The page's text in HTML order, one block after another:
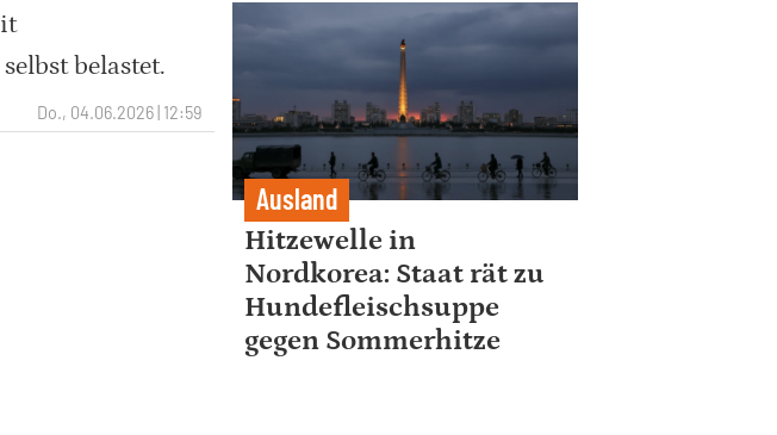
belastet.
Do., 04.06.2026 | 12:59
Ausland
Hitzewelle in
Nordkorea: Staat rät zu
Hundefleischsuppe
gegen Sommerhitze